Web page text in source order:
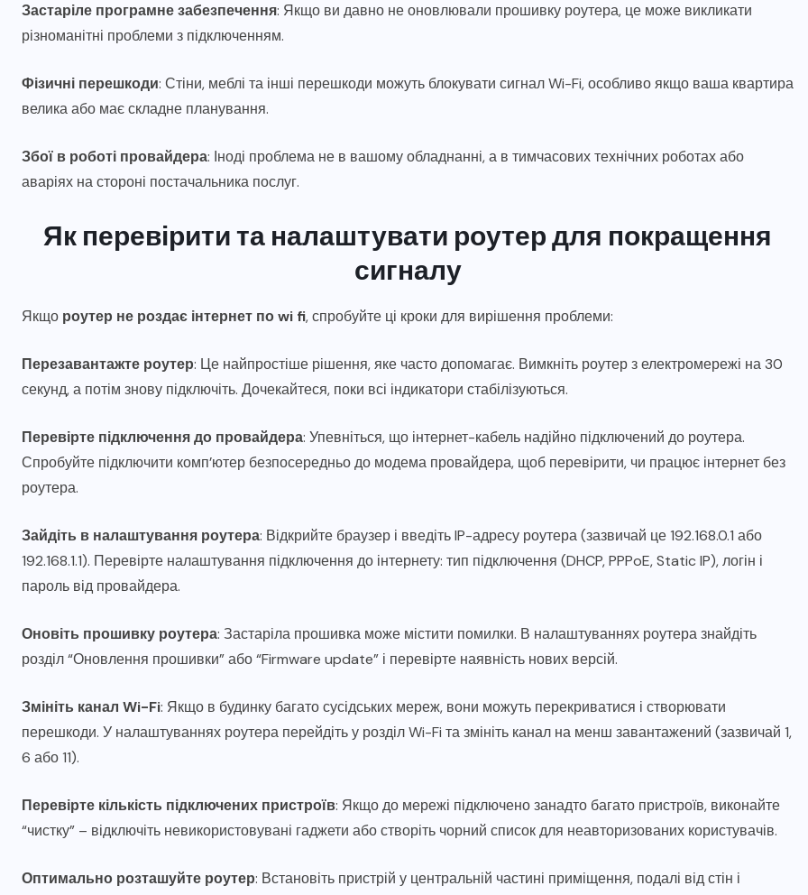
Застаріле програмне забезпечення: Якщо ви давно не оновлювали прошивку роутера, це може викликати
різноманітні проблеми з підключенням.
Фізичні перешкоди: Стіни, меблі та інші перешкоди можуть блокувати сигнал Wi-Fi, особливо якщо ваша квартира
велика або має складне планування.
Збої в роботі провайдера: Іноді проблема не в вашому обладнанні, а в тимчасових технічних роботах або
аваріях на стороні постачальника послуг.
Як перевірити та налаштувати роутер для покращення
сигналу
Якщо роутер не роздає інтернет по wi fi, спробуйте ці кроки для вирішення проблеми:
Перезавантажте роутер: Це найпростіше рішення, яке часто допомагає. Вимкніть роутер з електромережі на 30
секунд, а потім знову підключіть. Дочекайтеся, поки всі індикатори стабілізуються.
Перевірте підключення до провайдера: Упевніться, що інтернет-кабель надійно підключений до роутера.
Спробуйте підключити комп’ютер безпосередньо до модема провайдера, щоб перевірити, чи працює інтернет без
роутера.
Зайдіть в налаштування роутера: Відкрийте браузер і введіть IP-адресу роутера (зазвичай це 192.168.0.1 або
192.168.1.1). Перевірте налаштування підключення до інтернету: тип підключення (DHCP, PPPoE, Static IP), логін і
пароль від провайдера.
Оновіть прошивку роутера: Застаріла прошивка може містити помилки. В налаштуваннях роутера знайдіть
розділ “Оновлення прошивки” або “Firmware update” і перевірте наявність нових версій.
Змініть канал Wi-Fi: Якщо в будинку багато сусідських мереж, вони можуть перекриватися і створювати
перешкоди. У налаштуваннях роутера перейдіть у розділ Wi-Fi та змініть канал на менш завантажений (зазвичай 1,
6 або 11).
Перевірте кількість підключених пристроїв: Якщо до мережі підключено занадто багато пристроїв, виконайте
“чистку” – відключіть невикористовувані гаджети або створіть чорний список для неавторизованих користувачів.
Оптимально розташуйте роутер: Встановіть пристрій у центральній частині приміщення, подалі від стін і